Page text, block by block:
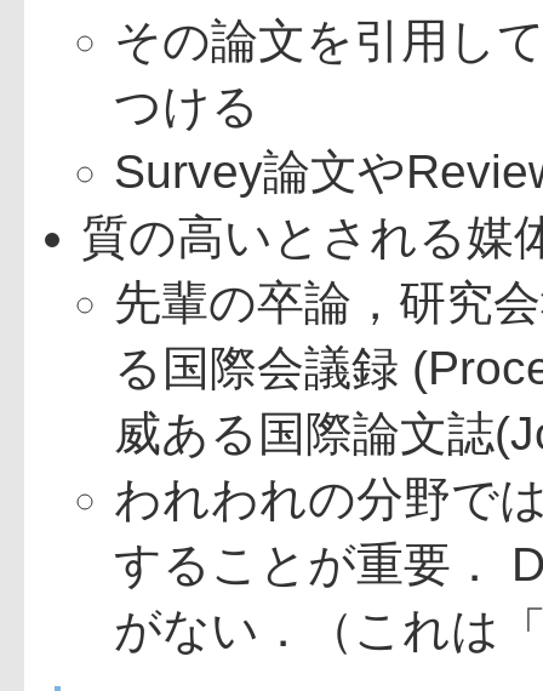
その論文を引用し
つける
Survey論文や
質の高いとされる媒
先輩の卒論，研究
る国際会議録
威ある国際論文誌
われわれの分野で
することが重要．
がない．（これは